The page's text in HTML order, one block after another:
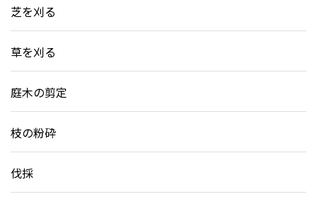
芝を刈る
草を刈る
庭木の剪定
枝の粉砕
伐採